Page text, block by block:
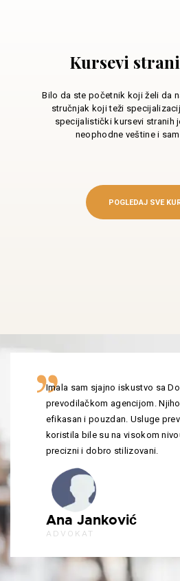
Kursevi
Bilo da ste početnik koji želi da
stručnjak koji teži
specijalistički kursevi stranih
neophodne veštine i
POGLEDAJ SVE
Imala sam sjajno iskustvo sa
prevodilačkom agencijom.
efikasan i pouzdan. Usluge
koristila bile su na visokom
precizni i dobro stilizovani.
Ana Janković
ADVOKAT